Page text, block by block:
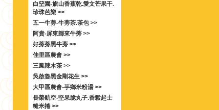
白堊園-旗山香蕉乾.愛文芒果干.
珍珠芭樂 >>
五一牛蒡-牛蒡茶.茶包 >>
阿貴-屏東歸來牛蒡 >>
好蒡蒡黑牛蒡 >>
佳里區農會 >>
三鳳辣木茶 >>
吳啟魯黑金剛花生 >>
大甲區農會-芋鄉米粉湯 >>
長榮航空-堅果脆丸子.香鬆起士
糙米捲 >>